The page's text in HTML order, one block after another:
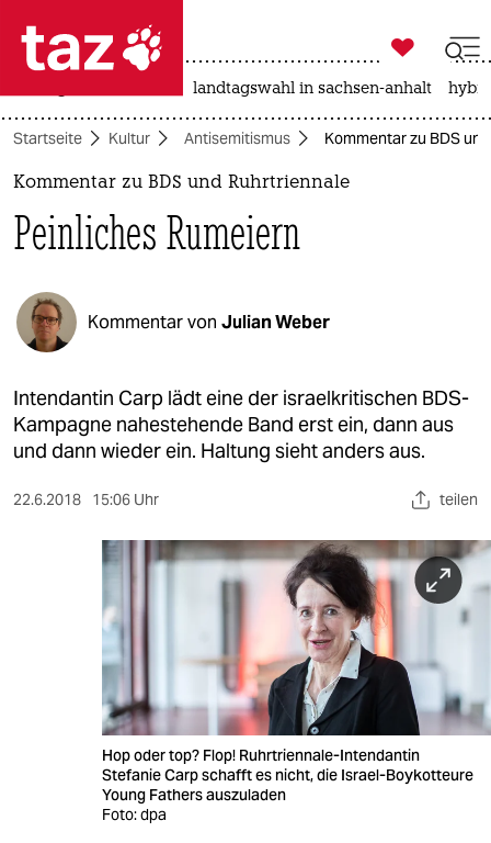
 taz zahl ich
taz zahl ich
politik
öko
gesellschaft
kultur
sport
berlin
veranstaltungen
fragen & hilfe

taz zahl ich
landtagswahl in sachsen-anhalt
Startseite Kultur Antisemitismus Kommentar zu BDS
Kommentar zu BDS und Ruhrtriennale
Peinliches Rumeiern
Kommentar von Julian Weber
Intendantin Carp lädt eine der israelkritischen BDS-
Kampagne nahestehende Band erst ein, dann aus
und dann wieder ein. Haltung sieht anders aus.
22.6.2018 15:06 Uhr teilen
Hop oder top? Flop! Ruhrtriennale-Intendantin
Stefanie Carp schafft es nicht, die Israel-Boykotteure
Young Fathers auszuladen
Foto: dpa